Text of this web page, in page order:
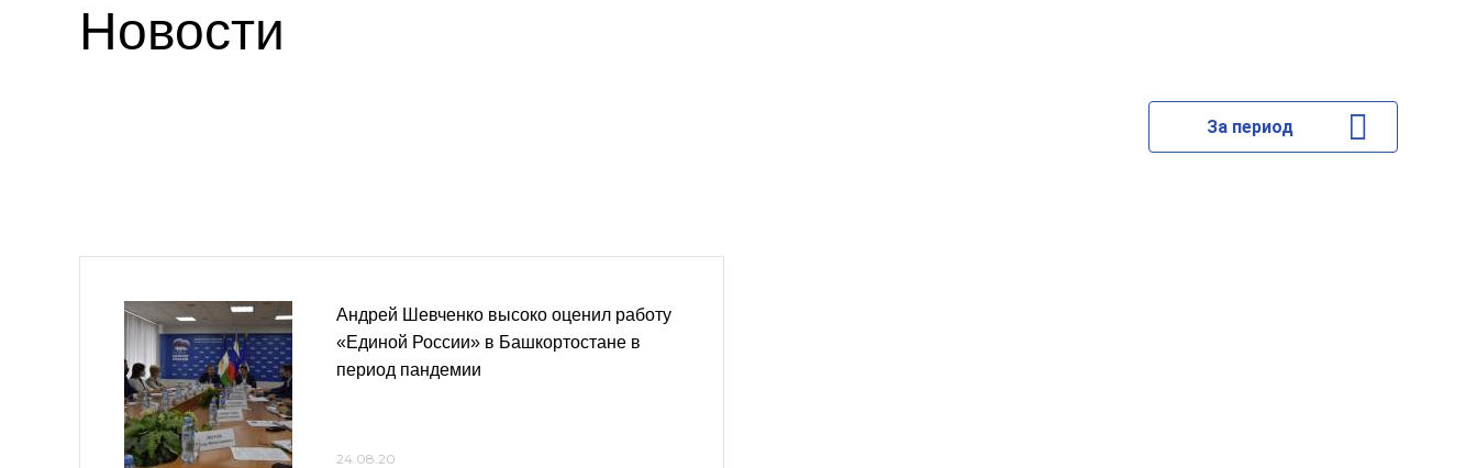
Новости
За период
Андрей Шевченко высоко оценил работу
«Единой России» в Башкортостане в
период пандемии
24.08.20